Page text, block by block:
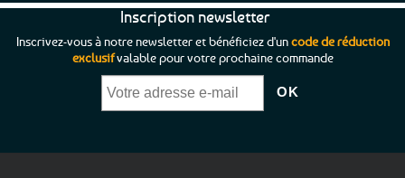
Inscription newsletter
Inscrivez-vous à notre newsletter et bénéficiez d'uncode de réduction
exclusifvalable pour votre prochaine commande